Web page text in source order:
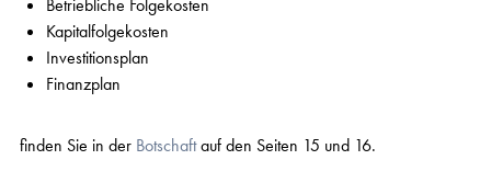
Betriebliche Folgekosten
Kapitalfolgekosten
Investitionsplan
Finanzplan
finden Sie in der Botschaftauf den Seiten 15 und 16.